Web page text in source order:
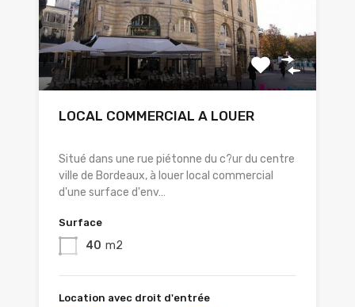
LOCAL COMMERCIAL A LOUER
Situé dans une rue piétonne du c?ur du centre
ville de Bordeaux, à louer local commercial
d'une surface d'env…
Surface
40 m2
Location avec droit d'entrée